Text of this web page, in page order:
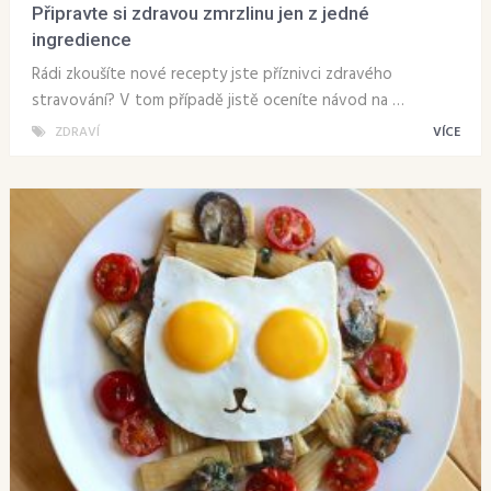
Připravte si zdravou zmrzlinu jen z jedné
ingredience
Rádi zkoušíte nové recepty jste příznivci zdravého
stravování? V tom případě jistě oceníte návod na …
ZDRAVÍ VÍCE